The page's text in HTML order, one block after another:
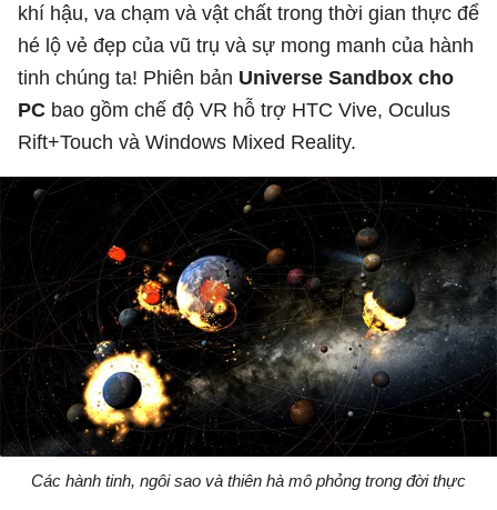
khí hậu, va chạm và vật chất trong thời gian thực để
hé lộ vẻ đẹp của vũ trụ và sự mong manh của hành
tinh chúng ta! Phiên bản Universe Sandbox cho
PC bao gồm chế độ VR hỗ trợ HTC Vive, Oculus
Rift+Touch và Windows Mixed Reality.
Các hành tinh, ngôi sao và thiên hà mô phỏng trong đời thực